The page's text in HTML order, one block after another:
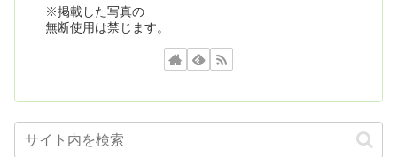
※掲載した写真の
無断使用は禁じます。